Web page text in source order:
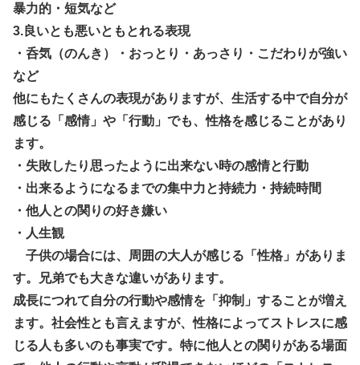
暴力的・短気など
3.良いとも悪いともとれる表現
・呑気（のんき）・おっとり・あっさり・こだわりが強い
など
他にもたくさんの表現がありますが、生活する中で自分が
感じる「感情」や「行動」でも、性格を感じることがあり
ます。
・失敗したり思ったように出来ない時の感情と行動
・出来るようになるまでの集中力と持続力・持続時間
・他人との関りの好き嫌い
・人生観
子供の場合には、周囲の大人が感じる「性格」がありま
す。兄弟でも大きな違いがあります。
成長につれて自分の行動や感情を「抑制」することが増え
ます。社会性とも言えますが、性格によってストレスに感
じる人も多いのも事実です。特に他人との関りがある場面